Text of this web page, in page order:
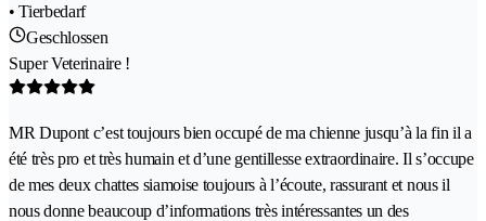
• Tierbedarf
Geschlossen
Super Veterinaire !
MR Dupont c’est toujours bien occupé de ma chienne jusqu’à la fin il a
été très pro et très humain et d’une gentillesse extraordinaire. Il s’occupe
de mes deux chattes siamoise toujours à l’écoute, rassurant et nous il
nous donne beaucoup d’informations très intéressantes un des